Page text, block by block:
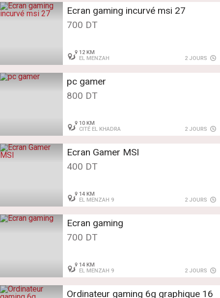
Ecran gaming incurvé msi 27
700 DT
12 KM
EL MENZAH
2 JOURS
pc gamer
800 DT
10 KM
CITÉ EL KHADRA
2 JOURS
Ecran Gamer MSI
400 DT
14 KM
EL MENZAH 9
2 JOURS
Ecran gaming
700 DT
14 KM
EL MENZAH 9
2 JOURS
Ordinateur gaming 6g graphique 16